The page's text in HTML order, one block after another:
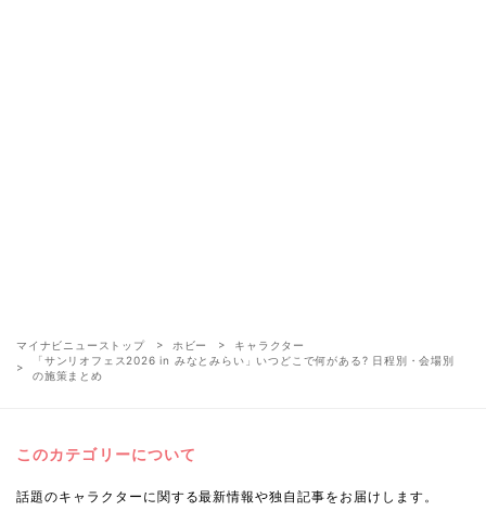
マイナビニューストップ ホビー
キャラクター
「サンリオフェス2026 in みなとみらい」いつどこで何がある? 日程別・会場別
の施策まとめ
このカテゴリーについて
話題のキャラクターに関する最新情報や独自記事をお届けします。